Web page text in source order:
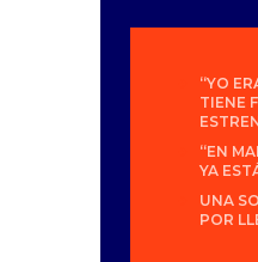
“YO
TIENE
“EN
YA
UNA
POR